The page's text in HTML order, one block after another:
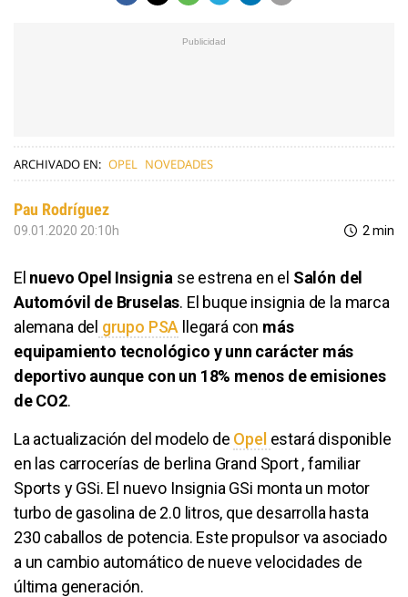
ARCHIVADO EN: OPEL NOVEDADES
Pau Rodríguez
09.01.2020 20:10h 2 min
El nuevo Opel Insignia se estrena en el Salón del
Automóvil de Bruselas. El buque insignia de la marca
alemana del grupo PSA llegará con más
equipamiento tecnológico y unn carácter más
deportivo aunque con un 18% menos de emisiones
de CO2.
La actualización del modelo de Opel estará disponible
en las carrocerías de berlina Grand Sport , familiar
Sports y GSi. El nuevo Insignia GSi monta un motor
turbo de gasolina de 2.0 litros, que desarrolla hasta
230 caballos de potencia. Este propulsor va asociado
a un cambio automático de nueve velocidades de
última generación.